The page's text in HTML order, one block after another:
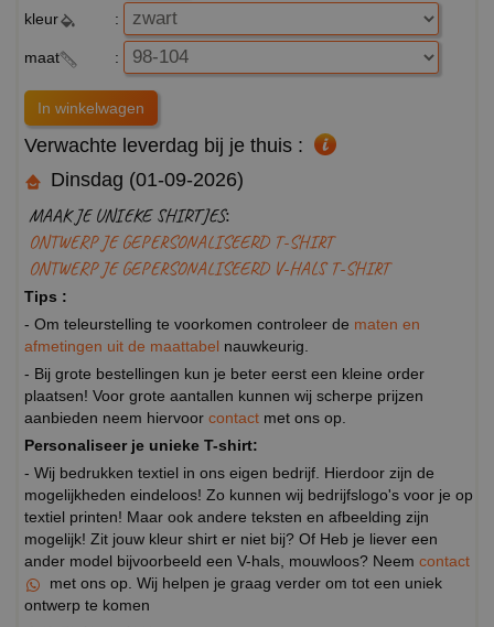
kleur :
maat :
Verwachte leverdag bij je thuis :
Dinsdag (01-09-2026)
MAAK JE UNIEKE SHIRTJES:
ONTWERP JE GEPERSONALISEERD T-SHIRT
ONTWERP JE GEPERSONALISEERD V-HALS T-SHIRT
Tips :
- Om teleurstelling te voorkomen controleer de maten en
afmetingen uit de maattabel nauwkeurig.
- Bij grote bestellingen kun je beter eerst een kleine order
plaatsen! Voor grote aantallen kunnen wij scherpe prijzen
aanbieden neem hiervoor contact met ons op.
Personaliseer je unieke T-shirt:
- Wij bedrukken textiel in ons eigen bedrijf. Hierdoor zijn de
mogelijkheden eindeloos! Zo kunnen wij bedrijfslogo's voor je op
textiel printen! Maar ook andere teksten en afbeelding zijn
mogelijk! Zit jouw kleur shirt er niet bij? Of Heb je liever een
ander model bijvoorbeeld een V-hals, mouwloos? Neem contact
met ons op. Wij helpen je graag verder om tot een uniek
ontwerp te komen